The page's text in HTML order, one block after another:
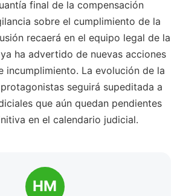
final de la compensación
sobre el cumplimiento de la
recaerá en el equipo legal de la
ha advertido de nuevas acciones
incumplimiento. La evolución de la
seguirá supeditada a
que aún quedan pendientes
en el calendario judicial.
HM